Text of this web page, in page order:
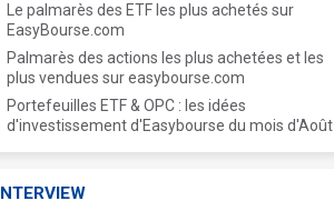
Le palmarès des ETF les plus achetés sur
EasyBourse.com
Palmarès des actions les plus achetées et les
plus vendues sur easybourse.com
Portefeuilles ETF & OPC : les idées
d'investissement d'Easybourse du mois d'Août